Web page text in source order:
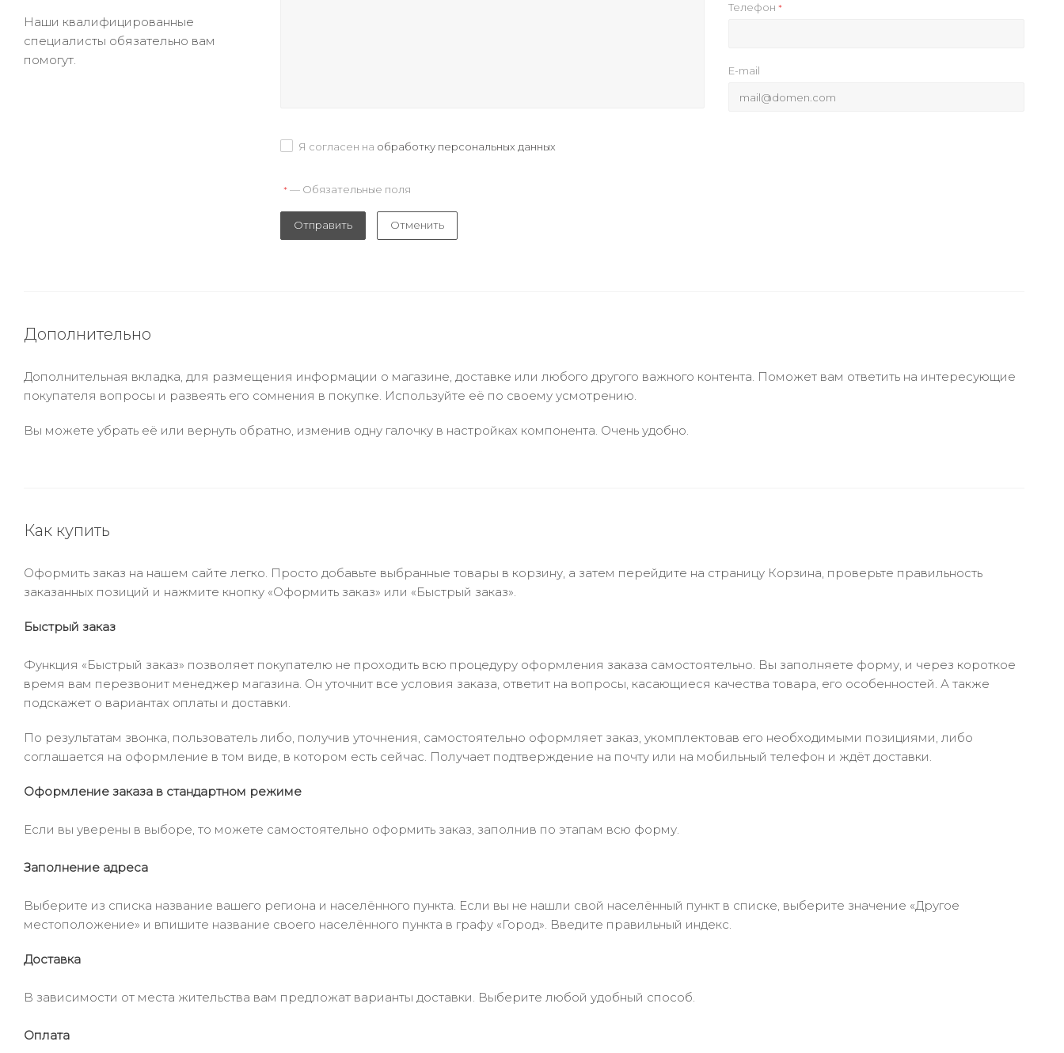
Наши квалифицированные
специалисты обязательно вам
помогут.
Телефон *
E-mail
Я согласен на обработку персональных данных
*— Обязательные поля
Отправить Отменить
Дополнительно
Дополнительная вкладка, для размещения информации о магазине, доставке или любого другого важного контента. Поможет вам ответить на интересующие
покупателя вопросы и развеять его сомнения в покупке. Используйте её по своему усмотрению.
Вы можете убрать её или вернуть обратно, изменив одну галочку в настройках компонента. Очень удобно.
Как купить
Оформить заказ на нашем сайте легко. Просто добавьте выбранные товары в корзину, а затем перейдите на страницу Корзина, проверьте правильность
заказанных позиций и нажмите кнопку «Оформить заказ» или «Быстрый заказ».
Быстрый заказ
Функция «Быстрый заказ» позволяет покупателю не проходить всю процедуру оформления заказа самостоятельно. Вы заполняете форму, и через короткое
время вам перезвонит менеджер магазина. Он уточнит все условия заказа, ответит на вопросы, касающиеся качества товара, его особенностей. А также
подскажет о вариантах оплаты и доставки.
По результатам звонка, пользователь либо, получив уточнения, самостоятельно оформляет заказ, укомплектовав его необходимыми позициями, либо
соглашается на оформление в том виде, в котором есть сейчас. Получает подтверждение на почту или на мобильный телефон и ждёт доставки.
Оформление заказа в стандартном режиме
Если вы уверены в выборе, то можете самостоятельно оформить заказ, заполнив по этапам всю форму.
Заполнение адреса
Выберите из списка название вашего региона и населённого пункта. Если вы не нашли свой населённый пункт в списке, выберите значение «Другое
местоположение» и впишите название своего населённого пункта в графу «Город». Введите правильный индекс.
Доставка
В зависимости от места жительства вам предложат варианты доставки. Выберите любой удобный способ.
Оплата